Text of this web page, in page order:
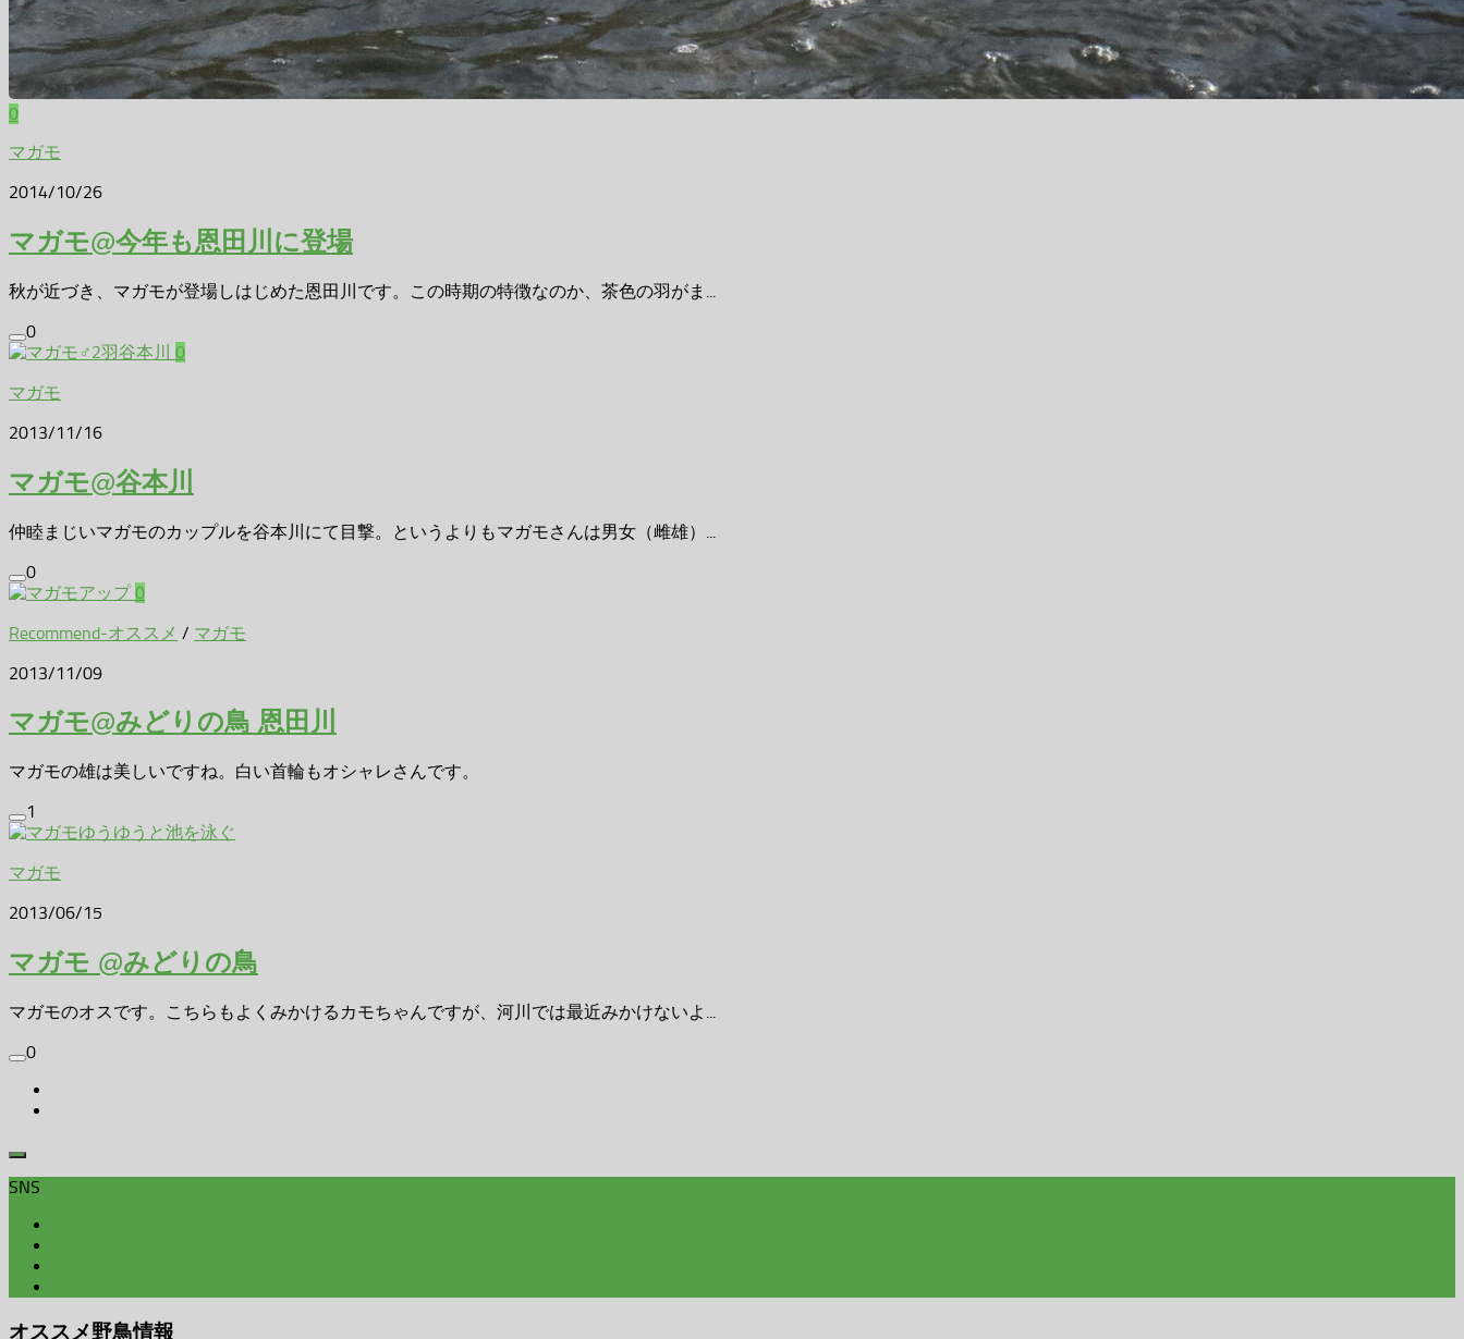
0
マガモ
2014/10/26
マガモ@今年も恩田川に登場
秋が近づき、マガモが登場しはじめた恩田川です。この時期の特徴なのか、茶色の羽がま...
0
0
マガモ
2013/11/16
マガモ@谷本川
仲睦まじいマガモのカップルを谷本川にて目撃。というよりもマガモさんは男女（雌雄）...
0
0
Recommend-オススメ / マガモ
2013/11/09
マガモ@みどりの鳥 恩田川
マガモの雄は美しいですね。白い首輪もオシャレさんです。
1
マガモ
2013/06/15
マガモ @みどりの鳥
マガモのオスです。こちらもよくみかけるカモちゃんですが、河川では最近みかけないよ...
0
SNS
オススメ野鳥情報